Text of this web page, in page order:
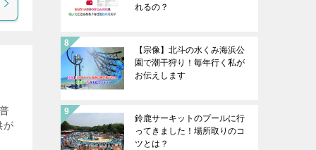
が
れるの？
【宗像】北斗の水くみ海浜公
園で潮干狩り！毎年行く私が
お伝えします
鈴鹿サーキットのプールに行
ってきました！場所取りのコ
ツとは？